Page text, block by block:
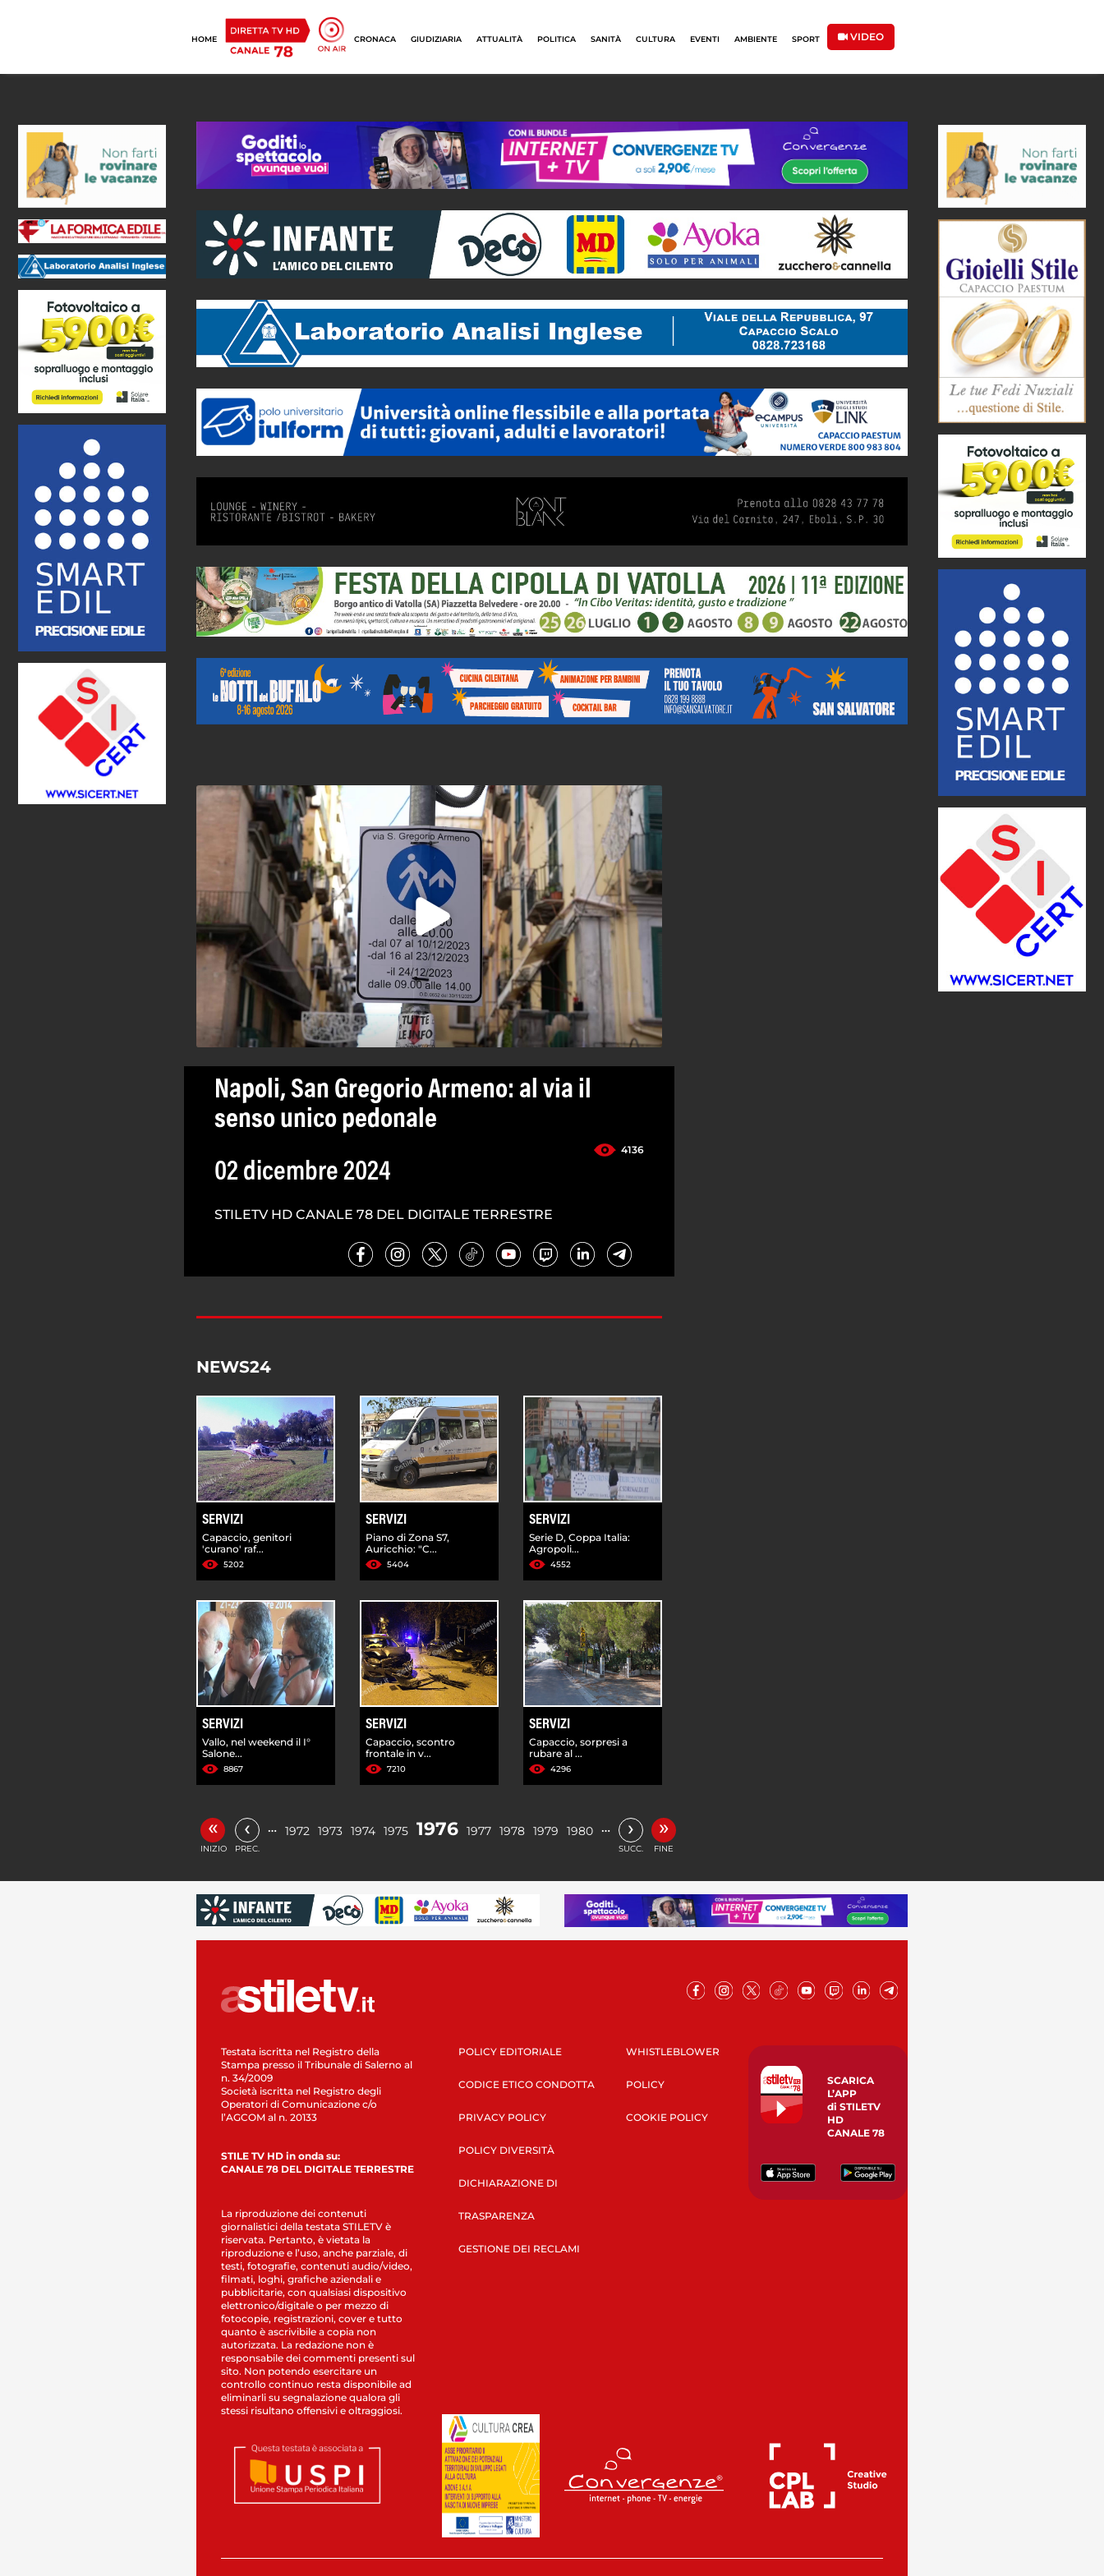
HOME CRONACA GIUDIZIARIA ATTUALITÀ POLITICA SANITÀ CULTURA EVENTI AMBIENTE SPORT VIDEO
Napoli, San Gregorio Armeno: al via il
senso unico pedonale
4136
02 dicembre 2024
STILETV HD CANALE 78 DEL DIGITALE TERRESTRE
NEWS24
SERVIZI
Capaccio, genitori
'curano' raf...
5202
SERVIZI
Piano di Zona S7,
Auricchio: "C...
5404
SERVIZI
Serie D, Coppa Italia:
Agropoli...
4552
SERVIZI
Vallo, nel weekend il I°
Salone...
8867
SERVIZI
Capaccio, scontro
frontale in v...
7210
SERVIZI
Capaccio, sorpresi a
rubare al ...
4296
«
INIZIO
‹
PREC.
… 1972 1973 1974 1975 1976 1977 1978 1979 1980 … ›
SUCC.
»
FINE
Testata iscritta nel Registro della
Stampa presso il Tribunale di Salerno al
n. 34/2009
Società iscritta nel Registro degli
Operatori di Comunicazione c/o
l’AGCOM al n. 20133
STILE TV HD in onda su:
CANALE 78 DEL DIGITALE TERRESTRE
La riproduzione dei contenuti
giornalistici della testata STILETV è
riservata. Pertanto, è vietata la
riproduzione e l’uso, anche parziale, di
testi, fotografie, contenuti audio/video,
filmati, loghi, grafiche aziendali e
pubblicitarie, con qualsiasi dispositivo
elettronico/digitale o per mezzo di
fotocopie, registrazioni, cover e tutto
quanto è ascrivibile a copia non
autorizzata. La redazione non è
responsabile dei commenti presenti sul
sito. Non potendo esercitare un
controllo continuo resta disponibile ad
eliminarli su segnalazione qualora gli
stessi risultano offensivi e oltraggiosi.
POLICY EDITORIALE
CODICE ETICO CONDOTTA
PRIVACY POLICY
POLICY DIVERSITÀ
DICHIARAZIONE DI
TRASPARENZA
GESTIONE DEI RECLAMI
WHISTLEBLOWER
POLICY
COOKIE POLICY
SCARICA
L’APP
di STILETV
HD
CANALE 78